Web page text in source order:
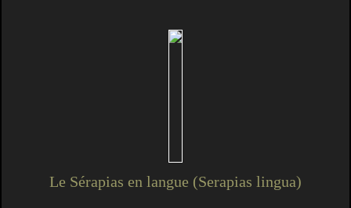
Le Sérapias en langue (Serapias lingua)